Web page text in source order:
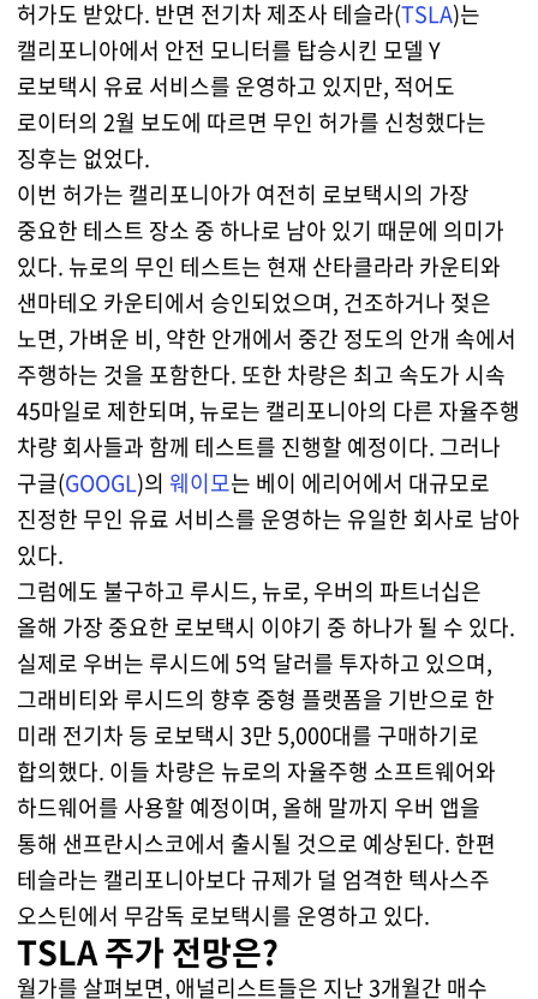
허가도 받았다. 반면 전기차 제조사 테슬라(TSLA)는
캘리포니아에서 안전 모니터를 탑승시킨 모델 Y
로보택시 유료 서비스를 운영하고 있지만, 적어도
로이터의 2월 보도에 따르면 무인 허가를 신청했다는
징후는 없었다.
이번 허가는 캘리포니아가 여전히 로보택시의 가장
중요한 테스트 장소 중 하나로 남아 있기 때문에 의미가
있다. 뉴로의 무인 테스트는 현재 산타클라라 카운티와
샌마테오 카운티에서 승인되었으며, 건조하거나 젖은
노면, 가벼운 비, 약한 안개에서 중간 정도의 안개 속에서
주행하는 것을 포함한다. 또한 차량은 최고 속도가 시속
45마일로 제한되며, 뉴로는 캘리포니아의 다른 자율주행
차량 회사들과 함께 테스트를 진행할 예정이다. 그러나
구글(GOOGL)의 웨이모는 베이 에리어에서 대규모로
진정한 무인 유료 서비스를 운영하는 유일한 회사로 남아
있다.
그럼에도 불구하고 루시드, 뉴로, 우버의 파트너십은
올해 가장 중요한 로보택시 이야기 중 하나가 될 수 있다.
실제로 우버는 루시드에 5억 달러를 투자하고 있으며,
그래비티와 루시드의 향후 중형 플랫폼을 기반으로 한
미래 전기차 등 로보택시 3만 5,000대를 구매하기로
합의했다. 이들 차량은 뉴로의 자율주행 소프트웨어와
하드웨어를 사용할 예정이며, 올해 말까지 우버 앱을
통해 샌프란시스코에서 출시될 것으로 예상된다. 한편
테슬라는 캘리포니아보다 규제가 덜 엄격한 텍사스주
오스틴에서 무감독 로보택시를 운영하고 있다.
TSLA 주가 전망은?
월가를 살펴보면, 애널리스트들은 지난 3개월간 매수